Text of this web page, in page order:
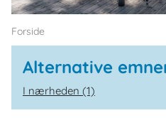
Forside
Alternative
I nærheden (1)